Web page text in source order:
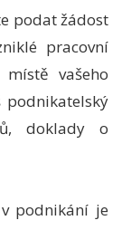
podat žádost
pracovní
vašeho
podnikatelský
doklady o
podnikání je